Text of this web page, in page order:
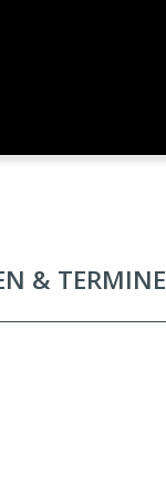
& TERMINE